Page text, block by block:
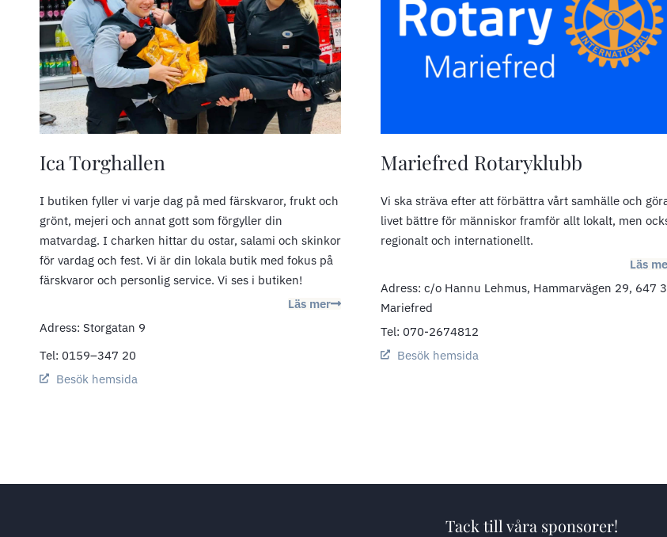
Ica Torghallen
I butiken fyller vi varje dag på med färskvaror, frukt och
grönt, mejeri och annat gott som förgyller din
matvardag. I charken hittar du ostar, salami och skinkor
för vardag och fest. Vi är din lokala butik med fokus på
färskvaror och personlig service. Vi ses i butiken!
Läs mer
Adress: Storgatan 9
Tel: 0159–347 20
Besök hemsida
Mariefred Rotaryklubb
Vi ska sträva efter att förbättra vårt samhälle och
livet bättre för människor framför allt lokalt, men
regionalt och internationellt.
Läs
Adress: c/o Hannu Lehmus, Hammarvägen 29, 647
Mariefred
Tel: 070-2674812
Besök hemsida
Tack till våra sponsorer!